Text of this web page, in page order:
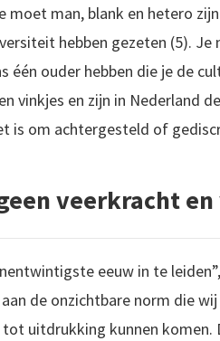
moet man, blank en hetero
hebben gezeten (5). Je
ouder hebben die je de
vinkjes en zijn in Nederland
is om achtergesteld of
veerkracht
eeuw in te
de onzichtbare norm die
uitdrukking kunnen komen.